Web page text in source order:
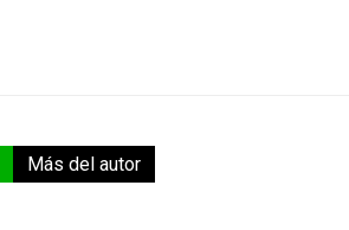
Más del autor